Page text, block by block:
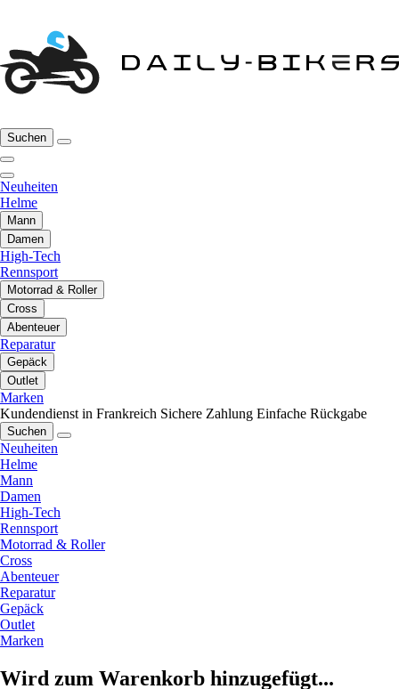
Suchen
Neuheiten
Helme
Mann
Damen
High-Tech
Rennsport
Motorrad & Roller
Cross
Abenteuer
Reparatur
Gepäck
Outlet
Marken
Kundendienst in Frankreich Sichere Zahlung Einfache Rückgabe
Suchen
Neuheiten
Helme
Mann
Damen
High-Tech
Rennsport
Motorrad & Roller
Cross
Abenteuer
Reparatur
Gepäck
Outlet
Marken
Wird zum Warenkorb hinzugefügt...